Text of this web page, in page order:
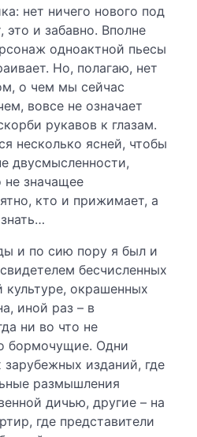
нет ничего нового под
и забавно. Вполне
одноактной пьесы
Но, полагаю, нет
о чем мы сейчас
вовсе не означает
рукавов к глазам.
несколько ясней, чтобы
двусмысленности,
не значащее
кто и прижимает, а
и по сию пору я был и
бесчисленных
культуре, окрашенных
иной раз – в
ни во что не
бормочущие. Одни
зарубежных изданий, где
размышления
дичью, другие – на
где представители